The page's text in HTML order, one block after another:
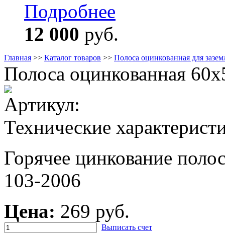
Подробнее
12 000 руб.
Главная >> Каталог товаров >> Полоса оцинкованная для
Полоса оцинкованная
Артикул:
Технические
Горячее цинкование
103-2006
Цена: 269 руб.
Выписать счет